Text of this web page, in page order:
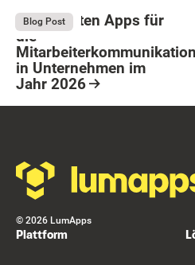
August 4, 2026
Blog Post
Die 9 besten Apps für
die
Mitarbeiterkommunikation
in Unternehmen im
Jahr 2026
© 2026 LumApps
Plattform